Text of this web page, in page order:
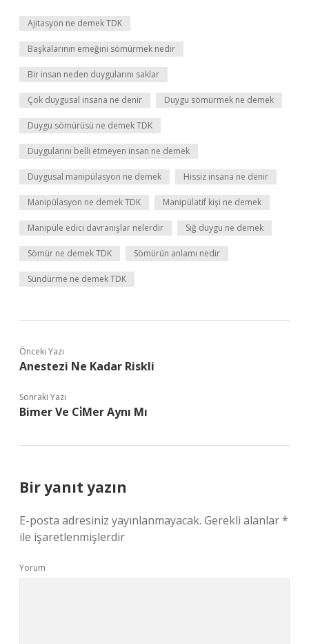
Ajitasyon ne demek TDK
Başkalarının emeğini sömürmek nedir
Bir insan neden duygularını saklar
Çok duygusal insana ne denir Duygu sömürmek ne demek
Duygu sömürüsü ne demek TDK
Duygularını belli etmeyen insan ne demek
Duygusal manipülasyon ne demek Hissiz insana ne denir
Manipülasyon ne demek TDK Manipülatif kişi ne demek
Manipüle edici davranışlar nelerdir Sığ duygu ne demek
Sömür ne demek TDK Sömürün anlamı nedir
Sündürme ne demek TDK
Önceki Yazı
Anestezi Ne Kadar Riskli
Sonraki Yazı
Bimer Ve Ci̇Mer Aynı Mı
Bir yanıt yazın
E-posta adresiniz yayınlanmayacak. Gerekli alanlar*
ile işaretlenmişlerdir
Yorum